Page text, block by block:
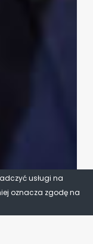
usługi na
oznacza zgodę na